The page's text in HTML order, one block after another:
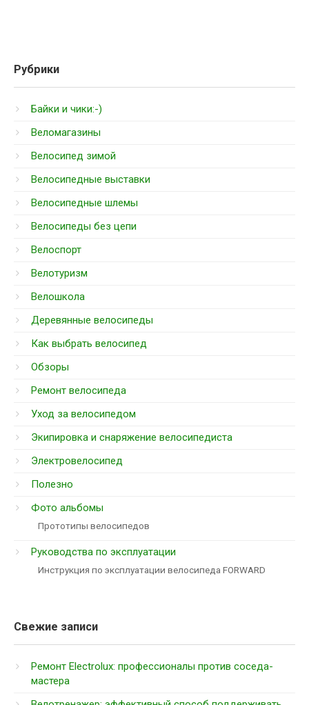
Рубрики
Байки и чики:-)
Веломагазины
Велосипед зимой
Велосипедные выставки
Велосипедные шлемы
Велосипеды без цепи
Велоспорт
Велотуризм
Велошкола
Деревянные велосипеды
Как выбрать велосипед
Обзоры
Ремонт велосипеда
Уход за велосипедом
Экипировка и снаряжение велосипедиста
Электровелосипед
Полезно
Фото альбомы
Прототипы велосипедов
Руководства по эксплуатации
Инструкция по эксплуатации велосипеда FORWARD
Свежие записи
Ремонт Electrolux: профессионалы против соседа-
мастера